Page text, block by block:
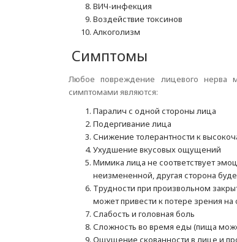
ВИЧ-инфекция
Воздействие токсинов
Алкоголизм
Симптомы
Любое повреждение лицевого нерва
симптомами являются:
Паралич с одной стороны лица
Подергивание лица
Снижение толерантности к
Ухудшение вкусовых ощущений
Мимика лица не соответствует
неизмененной, другая сторона
Трудности при произвольном
может привести к потере зрения на
Слабость и головная боль
Сложность во время еды (пища
Ощущение скованности в лице и